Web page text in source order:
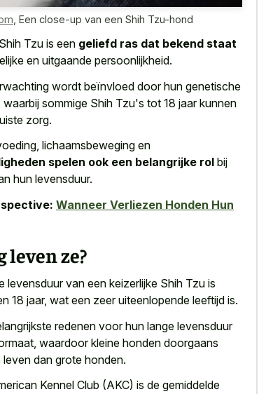
Een close-up van een Shih Tzu-hond
Tzu is een geliefd ras dat bekend staat
en uitgaande persoonlijkheid.
wordt beïnvloed door hun genetische
waarbij sommige Shih Tzu's tot 18 jaar kunnen
zorg.
lichaamsbeweging en
spelen ook een belangrijke rolbij
hun levensduur.
Wanneer Verliezen Honden Hun
leven ze?
levensduur van een keizerlijke Shih Tzu is
18 jaar, wat een zeer uiteenlopende leeftijd is.
redenen voor hun lange levensduur
waardoor kleine honden doorgaans
leven dan grote honden.
Kennel Club (AKC) is degemiddelde